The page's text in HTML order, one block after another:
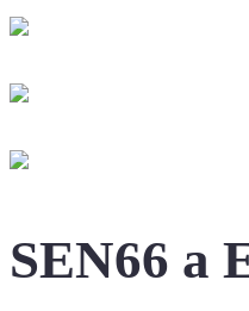
SEN66 a